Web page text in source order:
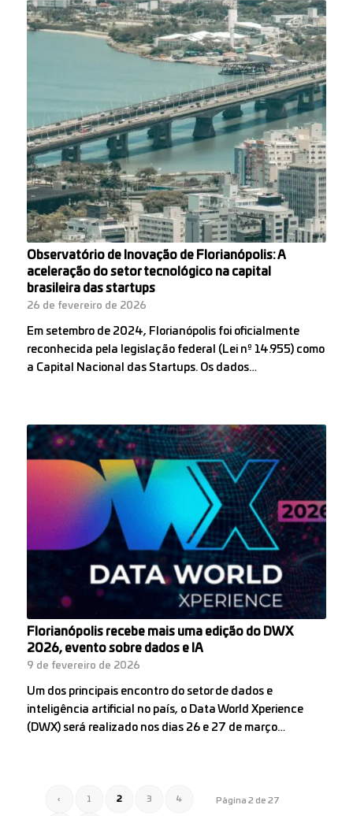
Observatório de Inovação de Florianópolis: A
aceleração do setor tecnológico na capital
brasileira das startups
26 de fevereiro de 2026
Em setembro de 2024, Florianópolis foi oficialmente
reconhecida pela legislação federal (Lei nº 14.955) como
a Capital Nacional das Startups. Os dados…
Florianópolis recebe mais uma edição do DWX
2026, evento sobre dados e IA
9 de fevereiro de 2026
Um dos principais encontro do setor de dados e
inteligência artificial no país, o Data World Xperience
(DWX) será realizado nos dias 26 e 27 de março…
Página 2 de 27
‹ 1 2 3 4